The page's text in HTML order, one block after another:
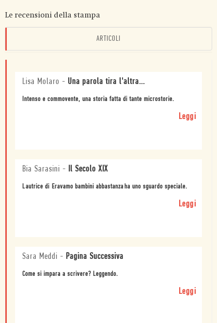
Le recensioni della stampa
ARTICOLI
Lisa Molaro - Una parola tira l'altra...
Intenso e commovente, una storia fatta di tante microstorie.
Leggi
Bia Sarasini - Il Secolo XIX
Lautrice di Eravamo bambini abbastanzaha uno sguardo speciale.
Leggi
Sara Meddi - Pagina Successiva
Come si impara a scrivere? Leggendo.
Leggi